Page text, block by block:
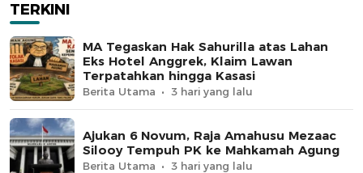
TERKINI
MA Tegaskan Hak Sahurilla atas Lahan
Eks Hotel Anggrek, Klaim Lawan
Terpatahkan hingga Kasasi
Berita Utama 3 hari yang lalu
Ajukan 6 Novum, Raja Amahusu Mezaac
Silooy Tempuh PK ke Mahkamah Agung
Berita Utama 3 hari yang lalu